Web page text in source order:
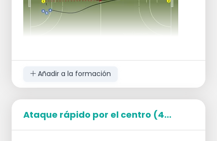
Añadir a la formación
Ataque rápido por el centro (4...